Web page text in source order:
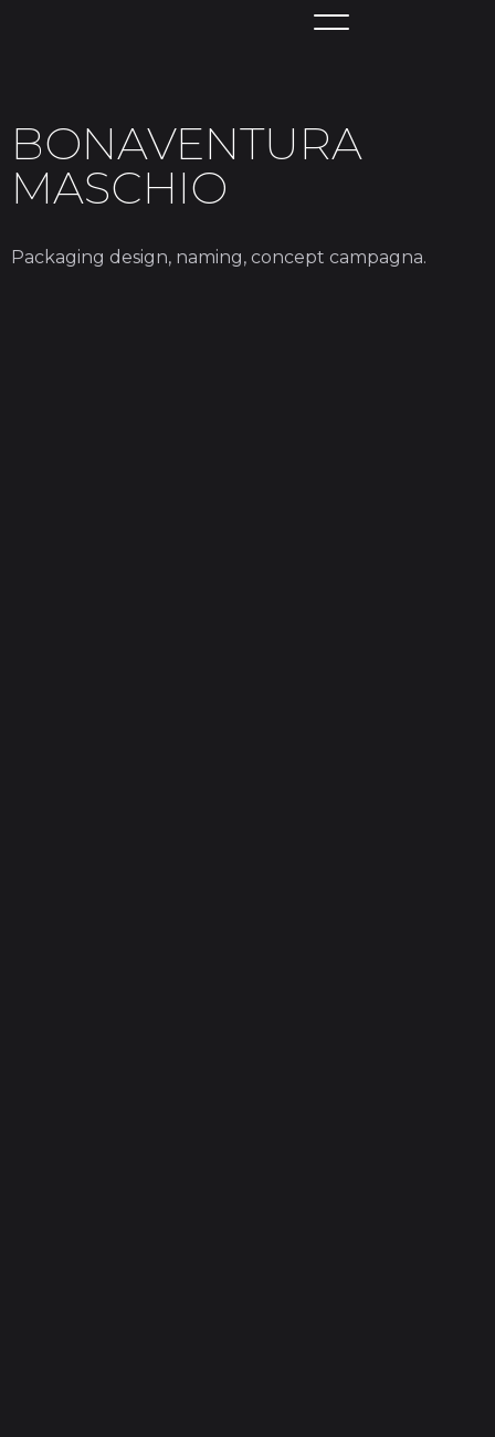
BONAVENTURA
MASCHIO
Packaging design, naming, concept campagna.